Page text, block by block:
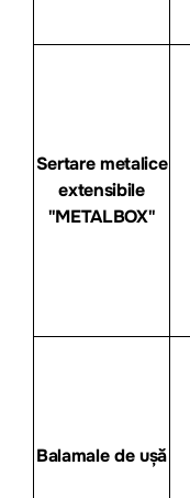
Sertare metalice
extensibile
"METALBOX"
Balamale de ușă